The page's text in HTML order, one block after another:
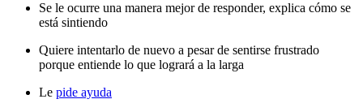
Se le ocurre una manera mejor de responder, explica cómo se
está sintiendo
Quiere intentarlo de nuevo a pesar de sentirse frustrado
porque entiende lo que logrará a la larga
Le pide ayuda